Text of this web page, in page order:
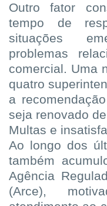
Outro fator
tempo de
situações
problemas
comercial. Uma
quatro
a
seja renovado
Multas e
Ao longo dos
também
Agência
(Arce),